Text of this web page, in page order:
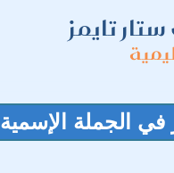
تايمز
في الجملة الإسمية